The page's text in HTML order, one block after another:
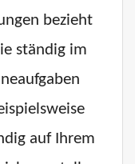
bezieht
ständig im
auf Ihrem